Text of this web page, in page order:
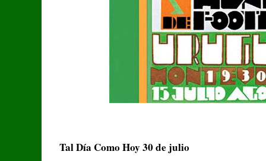
Tal Día Como Hoy 30 de julio